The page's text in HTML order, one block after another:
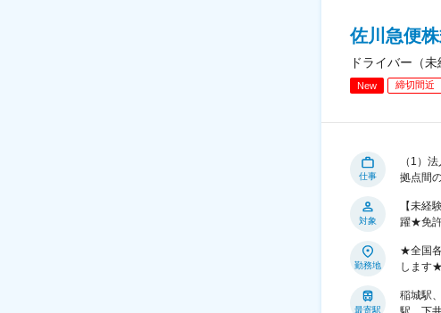
佐川急便
ドライバー（
New 締切間近
仕事
（1）
拠点間
対象
【未経
躍★免
勤務地
★全国
します
最寄駅
稲城駅